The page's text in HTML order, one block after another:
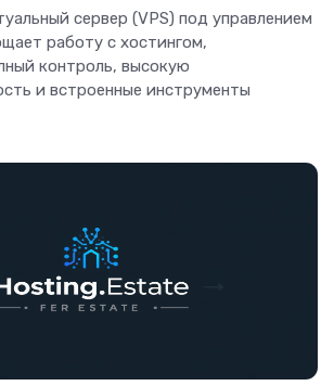
сервер (VPS) под управлением
работу с хостингом,
контроль, высокую
и встроенные инструменты